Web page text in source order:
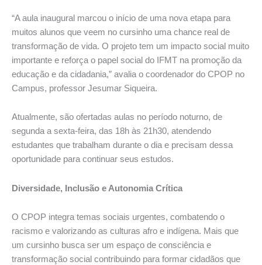
“A aula inaugural marcou o início de uma nova etapa para
muitos alunos que veem no cursinho uma chance real de
transformação de vida. O projeto tem um impacto social muito
importante e reforça o papel social do IFMT na promoção da
educação e da cidadania,” avalia o coordenador do CPOP no
Campus, professor Jesumar Siqueira.
Atualmente, são ofertadas aulas no período noturno, de
segunda a sexta-feira, das 18h às 21h30, atendendo
estudantes que trabalham durante o dia e precisam dessa
oportunidade para continuar seus estudos.
Diversidade, Inclusão e Autonomia Crítica
O CPOP integra temas sociais urgentes, combatendo o
racismo e valorizando as culturas afro e indígena. Mais que
um cursinho busca ser um espaço de consciência e
transformação social contribuindo para formar cidadãos que